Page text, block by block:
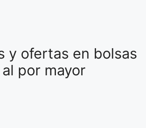
y ofertas en bolsas
por mayor